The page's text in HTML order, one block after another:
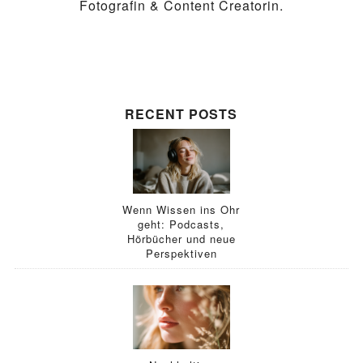
Fotografin & Content Creatorin.
RECENT POSTS
Wenn Wissen ins Ohr
geht: Podcasts,
Hörbücher und neue
Perspektiven